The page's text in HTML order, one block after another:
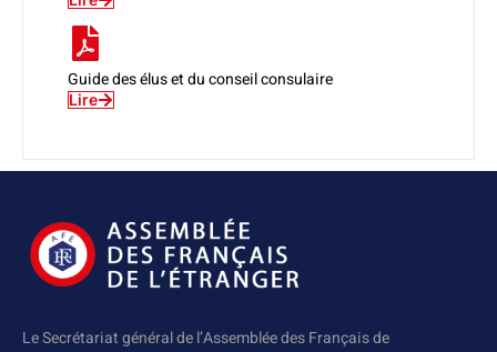
Guide des élus et du conseil consulaire
Lire
Le Secrétariat général de l’Assemblée des Français de